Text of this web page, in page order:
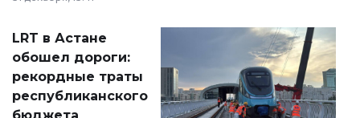
2028 годы.
документ
появился в базе
нормативных
правовых актов и
LRT в Астане
обошел дороги:
рекордные траты
республиканского